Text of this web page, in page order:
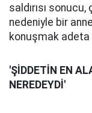
saldırısı
nedeniyle bir
konuşmak adeta
'ŞİDDETİN EN
NEREDEYDİ'